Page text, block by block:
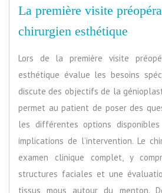
La première visite
chirurgien esthétique
Lors de la première visite
esthétique évalue les besoins
discute des objectifs de la
permet au patient de poser des
les différentes options
implications de l’intervention. Le
examen clinique complet, y
structures faciales et une
tissus mous autour du menton.